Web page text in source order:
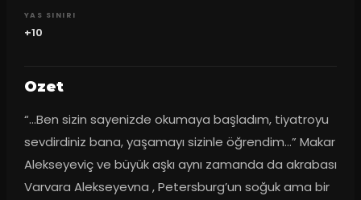
YAS SINIRI
+10
Ozet
“…Ben sizin sayenizde okumaya başladım, tiyatroyu
sevdirdiniz bana, yaşamayı sizinle öğrendim…” Makar
Alekseyeviç ve büyük aşkı aynı zamanda da akrabası
Varvara Alekseyevna , Petersburg’un soğuk ama bir